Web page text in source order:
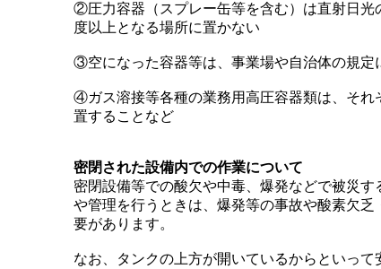
②圧力容器（スプレー缶等を含む）は直射日光
度以上となる場所に置かない
③空になった容器等は、事業場や自治体の規定
④ガス溶接等各種の業務用高圧容器類は、それ
置することなど
密閉された設備内での作業について
密閉設備等での酸欠や中毒、爆発などで被災
や管理を行うときは、爆発等の事故や酸素欠
要があります。
なお、タンクの上方が開いているからといっ